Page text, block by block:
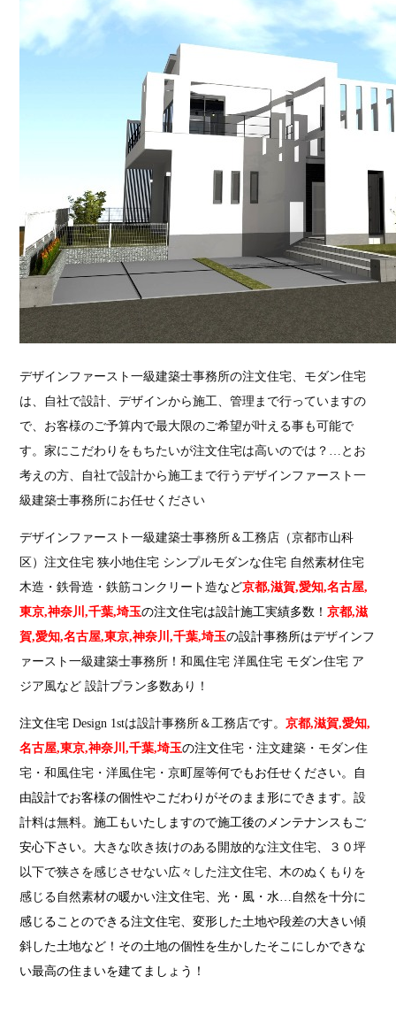
デザインファースト一級建築士事務所の注文住宅、モダン住宅
は、自社で設計、デザインから施工、管理まで行っていますの
で、お客様のご予算内で最大限のご希望が叶える事も可能で
す。家にこだわりをもちたいが注文住宅は高いのでは？…とお
考えの方、自社で設計から施工まで行うデザインファースト一
級建築士事務所にお任せください
デザインファースト一級建築士事務所＆工務店（京都市山科
区）注文住宅 狭小地住宅 シンプルモダンな住宅 自然素材住宅
木造・鉄骨造・鉄筋コンクリート造など京都,滋賀,愛知,名古屋,
東京,神奈川,千葉,埼玉の注文住宅は設計施工実績多数！京都,滋
賀,愛知,名古屋,東京,神奈川,千葉,埼玉の設計事務所はデザインフ
ァースト一級建築士事務所 ！和風住宅 洋風住宅 モダン住宅 ア
ジア風など 設計プラン多数あり！
注文住宅 Design 1stは設計事務所＆工務店です。京都,滋賀,愛知,
名古屋,東京,神奈川,千葉,埼玉の注文住宅・注文建築・モダン住
宅・和風住宅・洋風住宅・京町屋等何でもお任せください。自
由設計でお客様の個性やこだわりがそのまま形にできます。設
計料は無料。施工もいたしますので施工後のメンテナンスもご
安心下さい。 大きな吹き抜けのある開放的な注文住宅、
３０坪
以下で狭さを感じさせない広々した注文住宅、木のぬくもりを
感じる自然素材の暖かい注文住宅、光・風・水…自然を十分に
感じることのできる注文住宅、変形した土地や段差の大きい傾
斜した土地など！その土地の個性を生かしたそこにしかできな
い最高の住まいを建てましょう！